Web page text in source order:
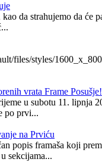
da strahujemo da će
files/styles/
vrata Frame Posušje!
u subotu 11. lipnja
po prvi...
na Prviću
popis framaša koji
sekcijama...